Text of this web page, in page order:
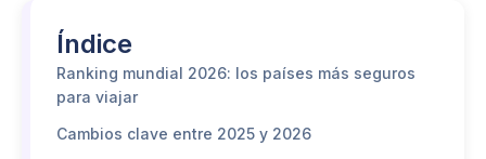
Índice
Ranking mundial 2026: los países más seguros
para viajar
Cambios clave entre 2025 y 2026